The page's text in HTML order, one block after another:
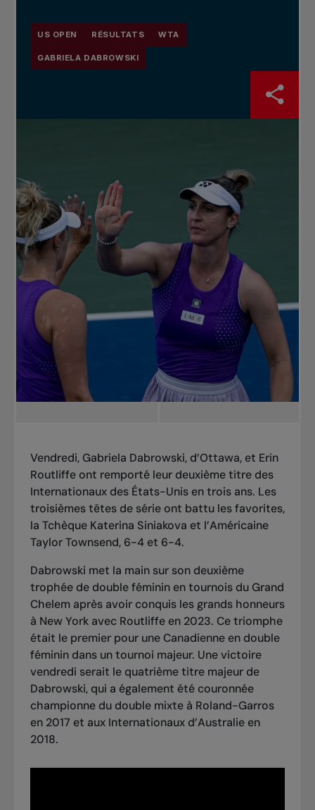
US OPEN RÉSULTATS WTA
GABRIELA DABROWSKI
Vendredi, Gabriela Dabrowski, d’Ottawa, et Erin
Routliffe ont remporté leur deuxième titre des
Internationaux des États-Unis en trois ans. Les
troisièmes têtes de série ont battu les favorites,
la Tchèque Katerina Siniakova et l’Américaine
Taylor Townsend, 6-4 et 6-4.
Dabrowski met la main sur son deuxième
trophée de double féminin en tournois du Grand
Chelem après avoir conquis les grands honneurs
à New York avec Routliffe en 2023. Ce triomphe
était le premier pour une Canadienne en double
féminin dans un tournoi majeur. Une victoire
vendredi serait le quatrième titre majeur de
Dabrowski, qui a également été couronnée
championne du double mixte à Roland-Garros
en 2017 et aux Internationaux d’Australie en
2018.